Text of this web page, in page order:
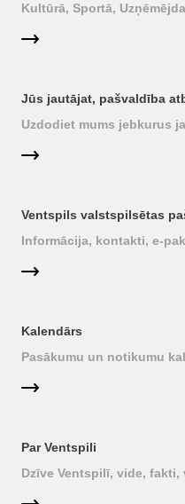
Kultūrā, Sportā,
Jūs jautājat, pašvaldība
Uzdodiet mums jebkurus
Ventspils valstspilsētas
Informācija, kontakti, e-
Kalendārs
Pasākumu un notikumu
Par Ventspili
Dzīve Ventspilī, vide, fakti,